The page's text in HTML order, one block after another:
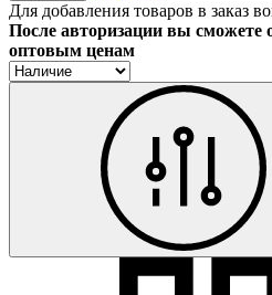
Для добавления товаров в заказ
После авторизации вы сможете
оптовым ценам